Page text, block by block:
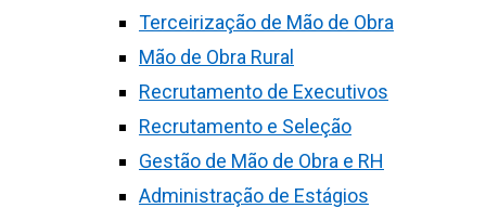
Terceirização de Mão de Obra
Mão de Obra Rural
Recrutamento de Executivos
Recrutamento e Seleção
Gestão de Mão de Obra e RH
Administração de Estágios